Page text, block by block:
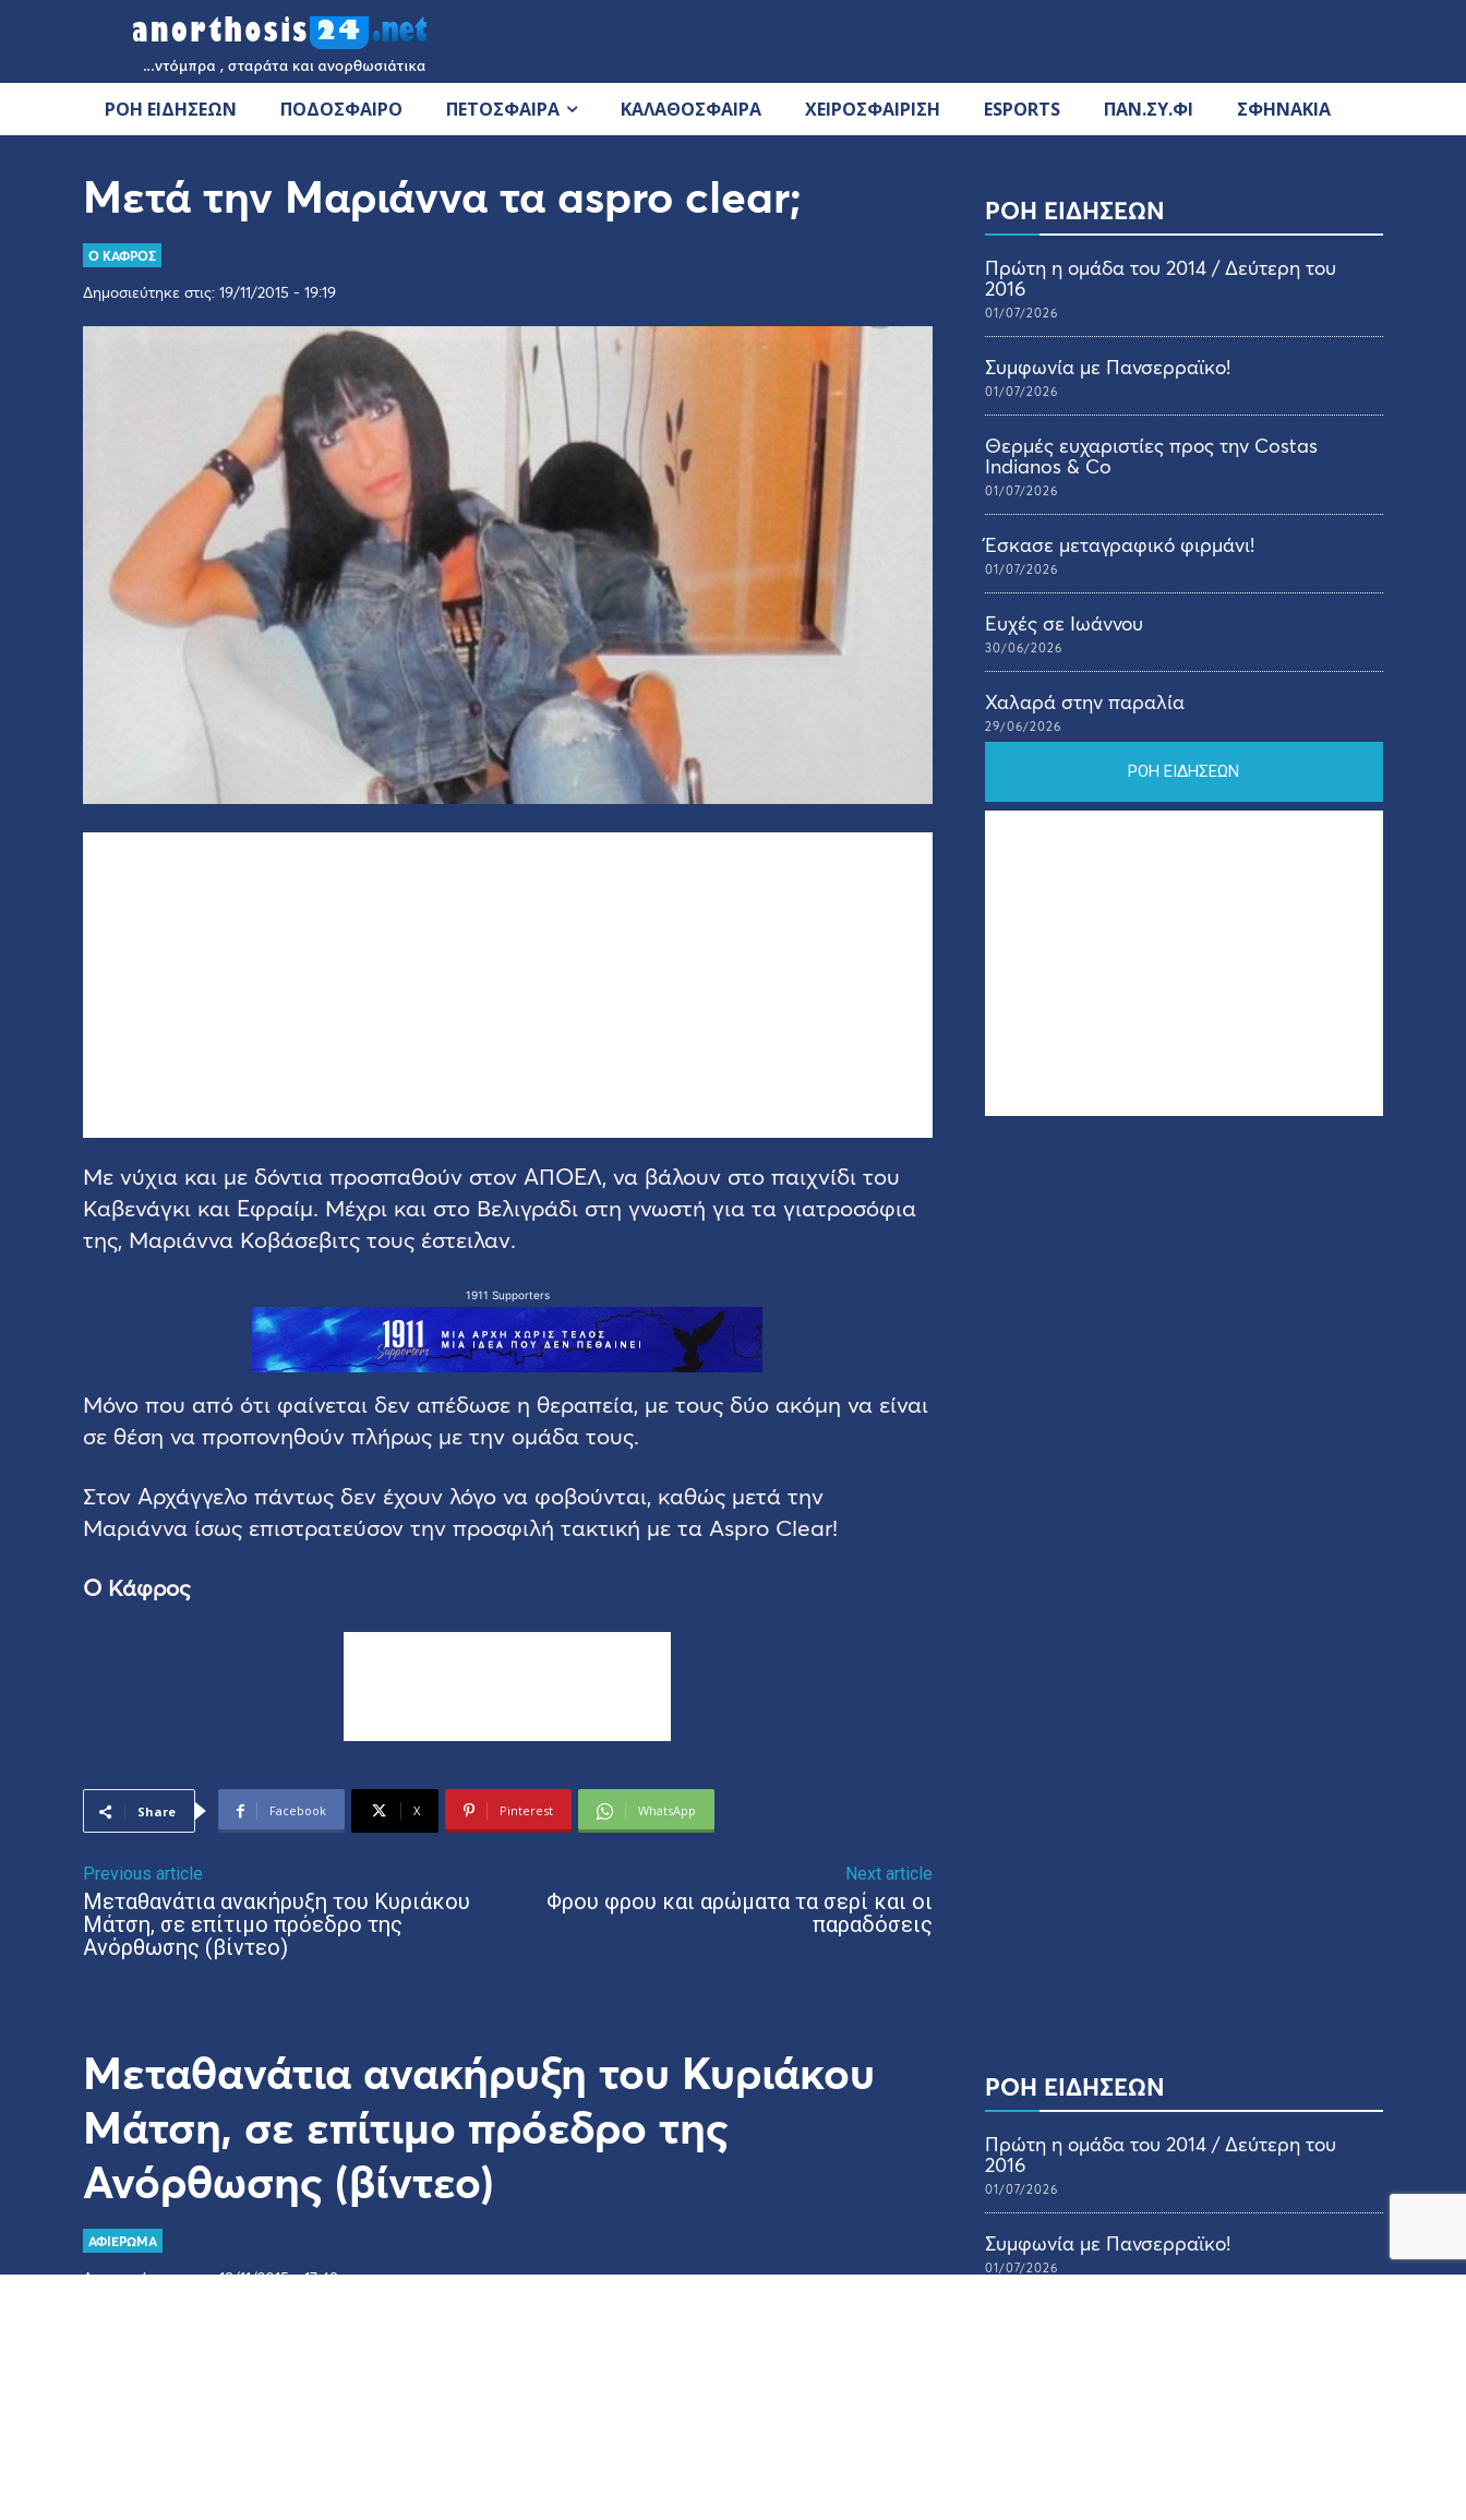
ΡΟΗ ΕΙΔΗΣΕΩΝ ΠΟΔΟΣΦΑΙΡΟ ΠΕΤΟΣΦΑΙΡΑ ΚΑΛΑΘΟΣΦΑΙΡΑ ΧΕΙΡΟΣΦΑΙΡΙΣΗ ESPORTS ΠΑΝ.ΣΥ.ΦΙ ΣΦΗΝΑΚΙΑ
Μετά την Μαριάννα τα aspro clear;
Ο ΚΑΦΡΟΣ
Δημοσιεύτηκε στις: 19/11/2015 - 19:19
Με νύχια και με δόντια προσπαθούν στον ΑΠΟΕΛ, να βάλουν στο παιχνίδι του
Καβενάγκι και Εφραίμ. Μέχρι και στο Βελιγράδι στη γνωστή για τα γιατροσόφια
της, Μαριάννα Κοβάσεβιτς τους έστειλαν.
1911 Supporters
Μόνο που από ότι φαίνεται δεν απέδωσε η θεραπεία, με τους δύο ακόμη να είναι
σε θέση να προπονηθούν πλήρως με την ομάδα τους.
Στον Αρχάγγελο πάντως δεν έχουν λόγο να φοβούνται, καθώς μετά την
Μαριάννα ίσως επιστρατεύσον την προσφιλή τακτική με τα Aspro Clear!
Ο Κάφρος
Share Facebook X Pinterest WhatsApp
Previous article
Μεταθανάτια ανακήρυξη του Κυριάκου
Μάτση, σε επίτιμο πρόεδρο της
Ανόρθωσης (βίντεο)
Next article
Φρου φρου και αρώματα τα σερί και οι
παραδόσεις
ΡΟΗ ΕΙΔΗΣΕΩΝ
Πρώτη η ομάδα του 2014 / Δεύτερη του
2016
01/07/2026
Συμφωνία με Πανσερραϊκο!
01/07/2026
Θερμές ευχαριστίες προς την Costas
Indianos & Co
01/07/2026
Έσκασε μεταγραφικό φιρμάνι!
01/07/2026
Ευχές σε Ιωάννου
30/06/2026
Χαλαρά στην παραλία
29/06/2026
ΡΟΗ ΕΙΔΗΣΕΩΝ